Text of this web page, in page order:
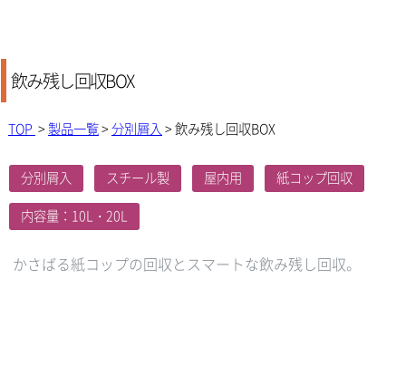
飲み残し回収BOX
TOP >製品一覧>分別屑入 > 飲み残し回収BOX
分別屑入 スチール製 屋内用
紙コップ回収
内容量：10L・20L
かさばる紙コップの回収とスマートな飲み残し回収。